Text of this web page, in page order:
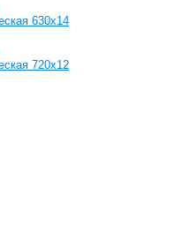
630х14
720х12